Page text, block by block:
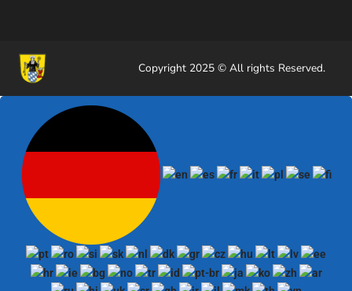
Copyright 2025 © All rights Reserved.